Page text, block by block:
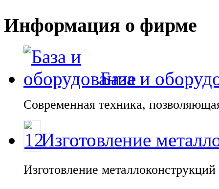
Информация о фирме
База и
Современная техника,
Изготовление
Изготовление